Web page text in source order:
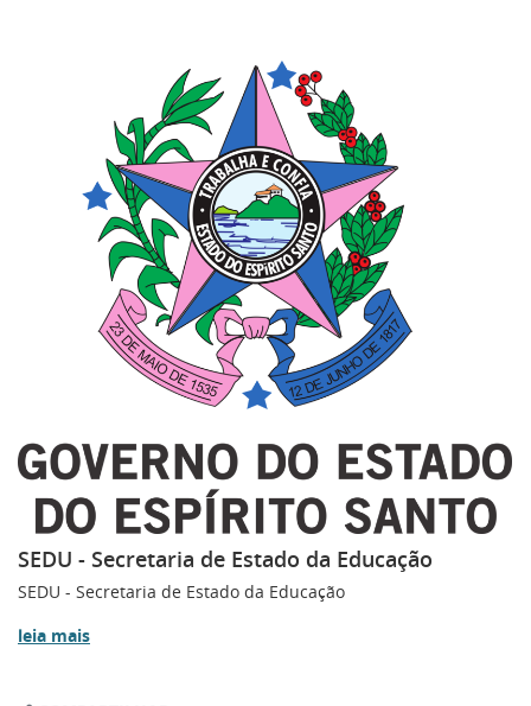
SEDU - Secretaria de Estado da Educação
SEDU - Secretaria de Estado da Educação
leia mais